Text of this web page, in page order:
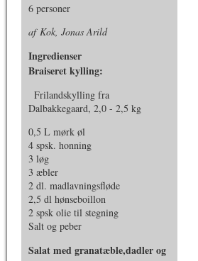
6 personer
af Kok, Jonas Arild
Ingredienser
Braiseret kylling:
Frilandskylling fra
Dalbakkegaard, 2,0 - 2,5 kg
0,5 L mørk øl
4 spsk. honning
3 løg
3 æbler
2 dl. madlavningsfløde
2,5 dl hønseboillon
2 spsk olie til stegning
Salt og peber
Salat med granatæble,dadler og